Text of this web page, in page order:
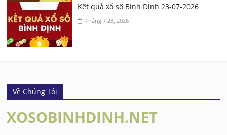
Kết quả xổ số Bình Định 23-07-2026
Tháng 7 23, 2026
Về Chúng Tôi
XOSOBINHDINH.NET